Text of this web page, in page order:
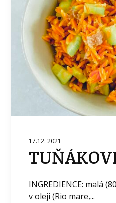
17.12. 2021
INGREDIENCE: malá
v oleji (Rio mare,...